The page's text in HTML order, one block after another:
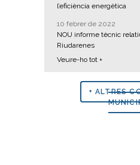
l’eficiència energètica
10 febrer de 2022
NOU informe tècnic
Riudarenes
Veure-ho tot +
+ ALTRES